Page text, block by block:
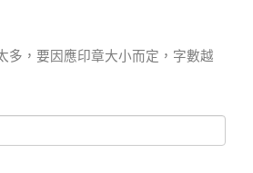
多，要因應印章大小而定，字數越